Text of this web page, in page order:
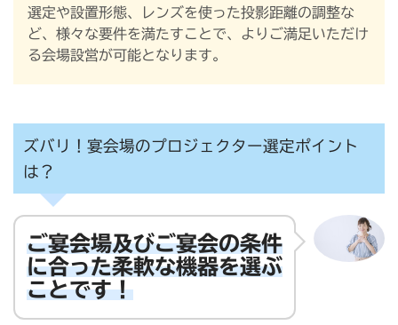
選定や設置形態、レンズを使った投影距離の調整な
ど、様々な要件を満たすことで、よりご満足いただけ
る会場設営が可能となります。
ズバリ！宴会場のプロジェクター選定ポイント
は？
ご宴会場及びご宴会の条件
に合った柔軟な機器を選ぶ
ことです！